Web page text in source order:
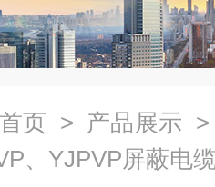
首页 > 产品展示
、YJPVP屏蔽电